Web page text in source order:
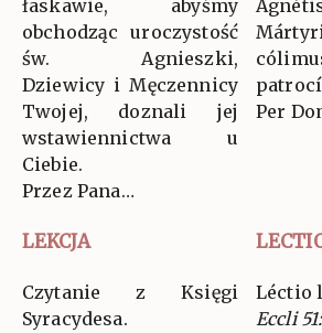
łaskawie, abyśmy
obchodząc uroczystość
św. Agnieszki,
Dziewicy i Męczennicy
Twojej, doznali jej
wstawiennictwa u
Ciebie.
Przez Pana…
Per
LEKCJA
Czytanie z Księgi
Syracydesa.
Léctio
Eccli